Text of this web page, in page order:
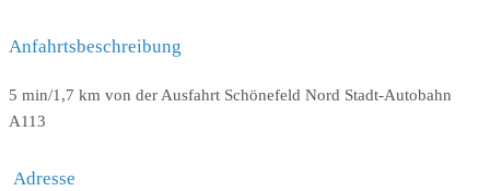
Anfahrtsbeschreibung
5 min/1,7 km von der Ausfahrt Schönefeld Nord Stadt-Autobahn
A113
Adresse